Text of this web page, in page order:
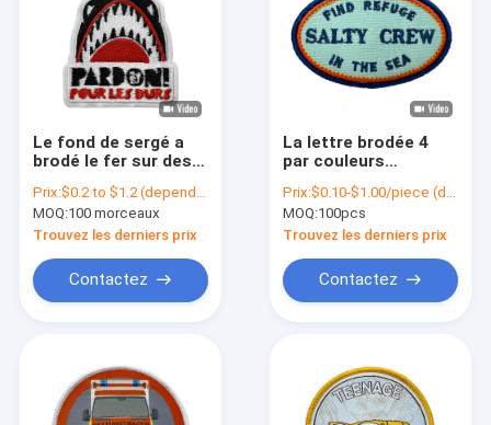
Le fond de sergé a
brodé le fer sur des
chauffent la presse
soutenant des
corrections
d'habillement
Prix:$0.2 to $1.2 (depends on the design and order quantity)
MOQ:100 morceaux
Trouvez les derniers prix
Contactez
La lettre brodée 4
par couleurs
correction d'école de
club de frontière de
Merrow avec du fer
sur le support
Prix:$0.10-$1.00/piece (depends on the design and order quantity)
MOQ:100pcs
Trouvez les derniers prix
Contactez